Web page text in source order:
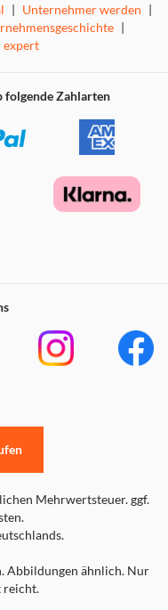
| Unternehmer werden |
|
expert
Zahlarten
Mehrwertsteuer. ggf.
Abbildungen ähnlich. Nur
reicht.